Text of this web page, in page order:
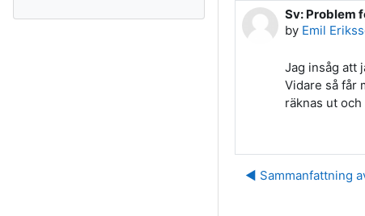
Sv: Problem
by Emil
Number of
Jag insåg att
Vidare så får
räknas ut
◀︎ Sammanfattning